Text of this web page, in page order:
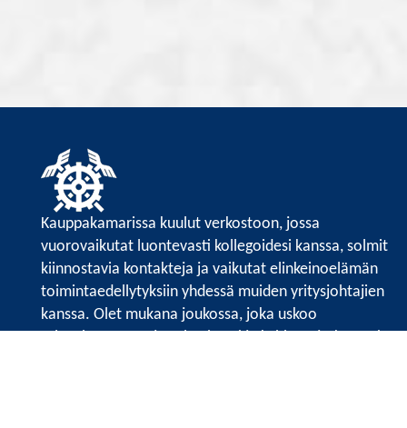
Kauppakamarissa kuulut verkostoon, jossa
vuorovaikutat luontevasti kollegoidesi kanssa, solmit
kiinnostavia kontakteja ja vaikutat elinkeinoelämän
toimintaedellytyksiin yhdessä muiden yritysjohtajien
kanssa. Olet mukana joukossa, joka uskoo